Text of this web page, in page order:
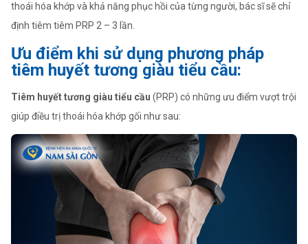
thoái hóa khớp và khả năng phục hồi của từng người, bác sĩ sẽ chỉ
định tiêm tiêm PRP 2 – 3 lần.
Ưu điểm khi sử dụng phương pháp
tiêm huyết tương giàu tiểu cầu:
Tiêm huyết tương giàu tiểu cầu (PRP) có những ưu điểm vượt trội
giúp điều trị thoái hóa khớp gối như sau: